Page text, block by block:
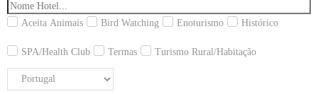
Aceita Animais Bird Watching Enoturismo Histórico
SPA/Health Club Termas Turismo Rural/Habitação